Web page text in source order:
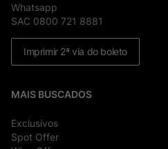
Whatsapp
SAC 0800 721 8881
Imprimir 2ª via do boleto
MAIS BUSCADOS
Exclusivos
Spot Offer